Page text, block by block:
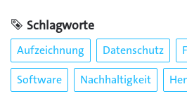
Schlagworte
Aufzeichnung Datenschutz
Software
Nachhaltigkeit